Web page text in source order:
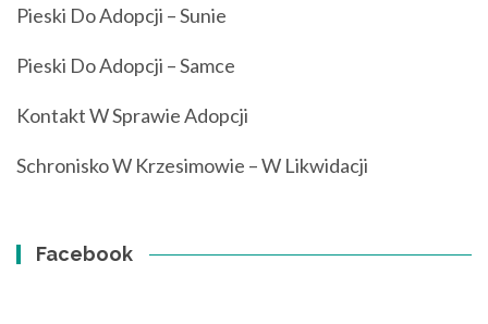
Pieski Do Adopcji – Sunie
Pieski Do Adopcji – Samce
Kontakt W Sprawie Adopcji
Schronisko W Krzesimowie – W Likwidacji
Facebook